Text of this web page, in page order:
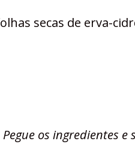
secas de erva-
os ingredientes e